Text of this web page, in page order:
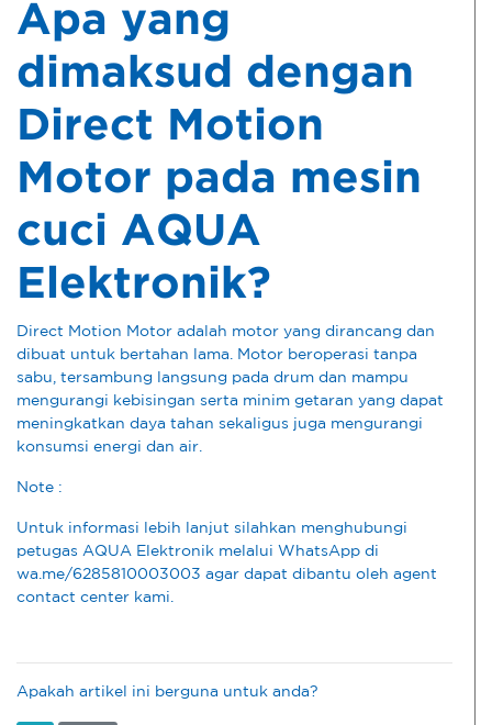
Apa yang
dimaksud dengan
Direct Motion
Motor pada mesin
cuci AQUA
Elektronik?
Direct Motion Motor adalah motor yang dirancang dan
dibuat untuk bertahan lama. Motor beroperasi tanpa
sabu, tersambung langsung pada drum dan mampu
mengurangi kebisingan serta minim getaran yang dapat
meningkatkan daya tahan sekaligus juga mengurangi
konsumsi energi dan air.
Note :
Untuk informasi lebih lanjut silahkan menghubungi
petugas AQUA Elektronik melalui WhatsApp di
wa.me/6285810003003 agar dapat dibantu oleh agent
contact center kami.
Apakah artikel ini berguna untuk anda?